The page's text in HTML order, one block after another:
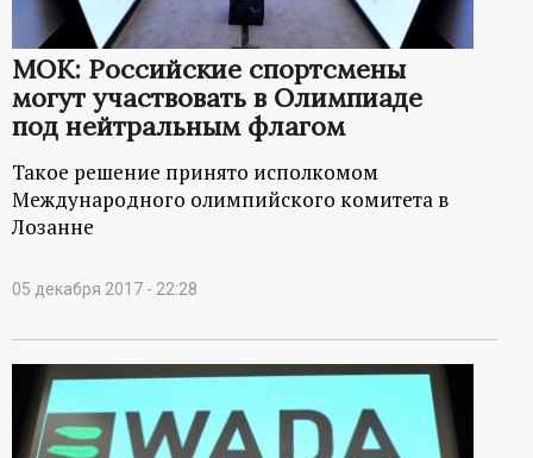
МОК: Российские спортсмены
могут участвовать в Олимпиаде
под нейтральным флагом
Такое решение принято исполкомом
Международного олимпийского комитета в
Лозанне
05 декабря 2017 - 22:28